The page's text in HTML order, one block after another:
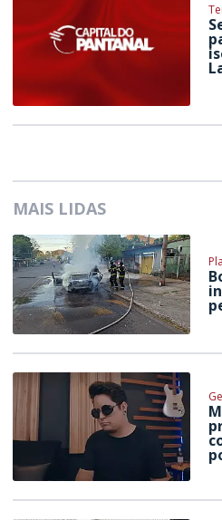
MAIS LIDAS